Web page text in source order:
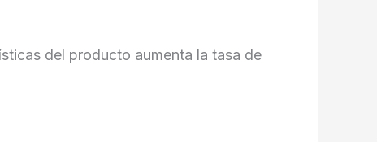
del producto aumenta la tasa de